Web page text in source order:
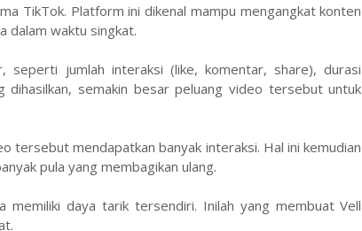
TikTok. Platform ini dikenal mampu mengangkat konten
dalam waktu singkat.
seperti jumlah interaksi (like, komentar, share), durasi
semakin besar peluang video tersebut untuk
tersebut mendapatkan banyak interaksi. Hal ini kemudian
pula yang membagikan ulang.
memiliki daya tarik tersendiri. Inilah yang membuat Vell